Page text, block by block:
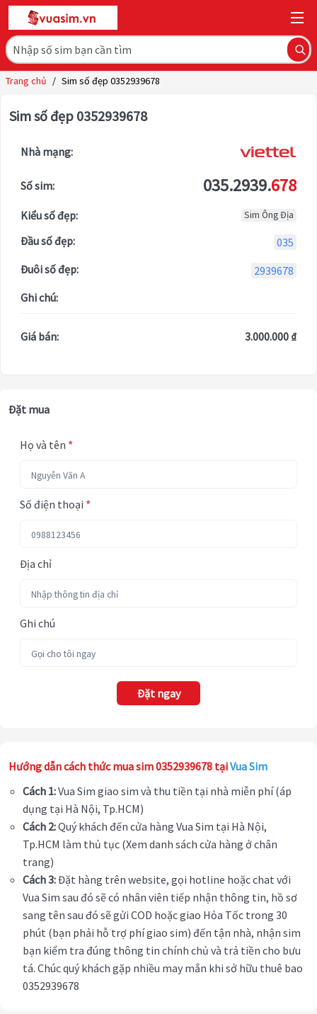
Trang chủ / Sim số đẹp 0352939678
Sim số đẹp 0352939678
Nhà mạng:
Số sim: 035.2939.678
Kiểu số đẹp: Sim Ông Địa
Đầu số đẹp:
035
Đuôi số đẹp:
2939678
Ghi chú:
Giá bán: 3.000.000 ₫
Đặt mua
Họ và tên *
Số điện thoại *
Địa chỉ
Ghi chú
Đặt ngay
Hướng dẫn cách thức mua sim 0352939678 tạiVua Sim
Cách 1:Vua Sim giao sim và thu tiền tại nhà miễn phí (áp
dụng tại Hà Nội, Tp.HCM)
Cách 2:Quý khách đến cửa hàng Vua Sim tại Hà Nội,
Tp.HCM làm thủ tục (Xem danh sách cửa hàng ở chân
trang)
Cách 3:Đặt hàng trên website, gọi hotline hoặc chat với
Vua Sim sau đó sẽ có nhân viên tiếp nhận thông tin, hồ sơ
sang tên sau đó sẽ gửi COD hoặc giao Hỏa Tốc trong 30
phút (bạn phải hỗ trợ phí giao sim) đến tận nhà, nhận sim
bạn kiểm tra đúng thông tin chính chủ và trả tiền cho bưu
tá. Chúc quý khách gặp nhiều may mắn khi sở hữu thuê bao
0352939678